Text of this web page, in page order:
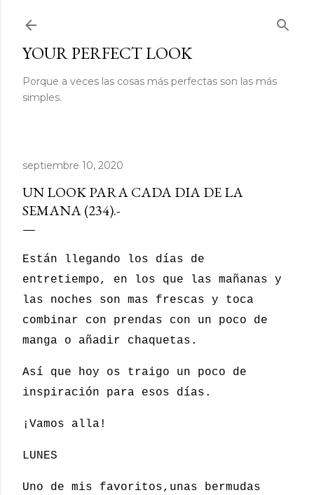
YOUR PERFECT LOOK
Porque a veces las cosas más perfectas son las más
simples.
septiembre 10, 2020
UN LOOK PARA CADA DIA DE LA
SEMANA (234).-
Están llegando los días de
entretiempo, en los que las mañanas y
las noches son mas frescas y toca
combinar con prendas con un poco de
manga o añadir chaquetas.
Así que hoy os traigo un poco de
inspiración para esos días.
¡Vamos alla!
LUNES
Uno de mis favoritos,unas bermudas